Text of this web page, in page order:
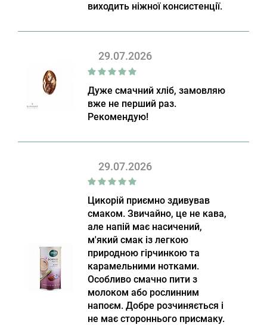
виходить ніжної консистенції.
29.07.2026
Дуже смачний хліб, замовляю
вже не перший раз.
Рекомендую!
29.07.2026
Цикорій приємно здивував
смаком. Звичайно, це не кава,
але напій має насичений,
м'який смак із легкою
природною гірчинкою та
карамельними нотками.
Особливо смачно пити з
молоком або рослинним
напоєм. Добре розчиняється і
не має стороннього присмаку.